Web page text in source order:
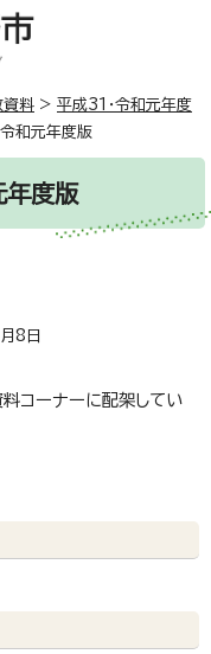
資料 > 平成31・令和元年度
和元年度版
年度版
8日
料コーナーに配架してい